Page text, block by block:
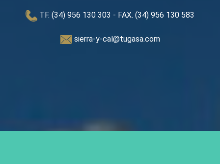
TF. (34) 956 130 303 - FAX. (34) 956 130 583
sierra-y-cal@tugasa.com